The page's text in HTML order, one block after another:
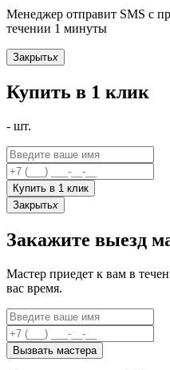
Менеджер отправит SMS с
течении 1 минуты
Закрытьx
Купить в 1 клик
- шт.
Купить в 1 клик
Закрытьx
Закажите выезд
Мастер приедет к вам в
вас время.
Вызвать мастера